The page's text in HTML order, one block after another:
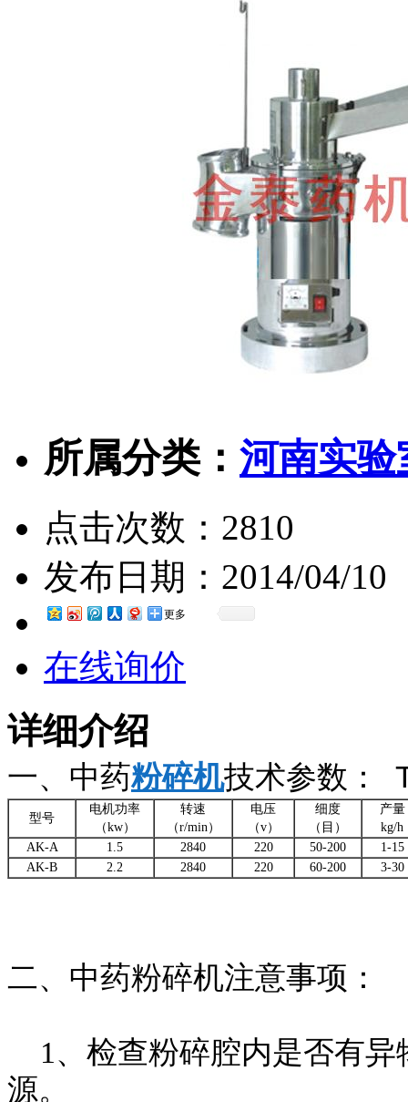
所属分类： 河南实验
点击次数： 2810
发布日期： 2014/04/10
更多
在线询价
详细介绍
一、中药粉碎机技术参数：
型号
电机功率
（kw）
转速
（r/min）
电压
（v）
细度
（目）
产量
kg/h
AK-A
1.5 2840 220 50-200
1-15
AK-B
2.2 2840 220 60-200 3-30
二、中药粉碎机注意事项：
1、检查粉碎腔内是否有异
源。